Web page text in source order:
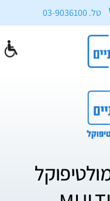
טל. 03-9036100